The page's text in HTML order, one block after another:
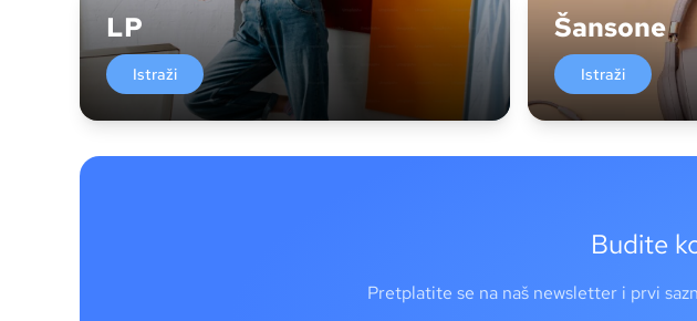
LP
Istraži
Šansone
Istraži
Budite
Pretplatite se na naš newsletter i prvi